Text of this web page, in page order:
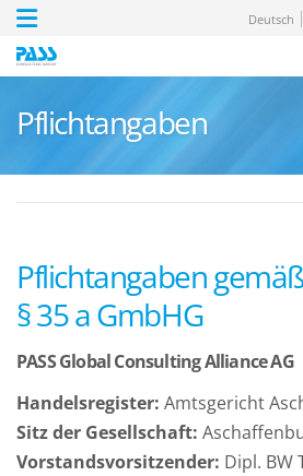
Deutsch
Pflichtangaben
Pflichtangaben
§ 35 a GmbHG
PASS Global Consulting Alliance AG
Handelsregister: Amtsgericht
Sitz der Gesellschaft:
Vorstandsvorsitzender: Dipl. BW